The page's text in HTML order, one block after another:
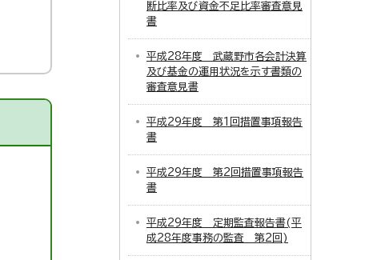
断比率及び資金不足比率審査意見
書
平成28年度 武蔵野市各会計決算
及び基金の運用状況を示す書類の
審査意見書
平成29年度 第1回措置事項報告
書
平成29年度 第2回措置事項報告
書
平成29年度 定期監査報告書(平
成28年度事務の監査 第2回)